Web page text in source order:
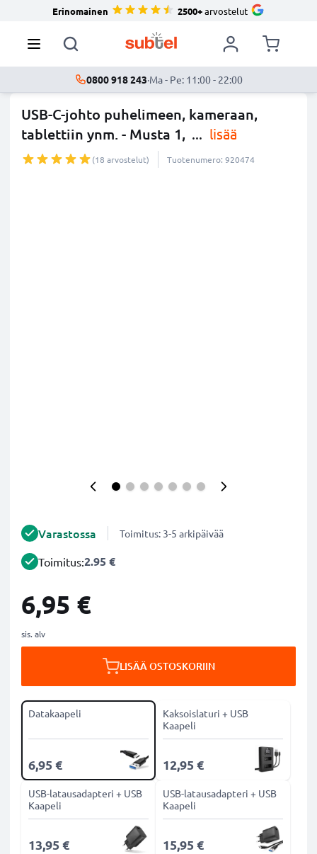
Erinomainen 2500+arvostelut
0800 918 243·Ma - Pe: 11:00 - 22:00
USB-C-johto puhelimeen, kameraan,
tablettiin ynm. - Musta 1, ... lisää
(18 arvostelut) Tuotenumero: 920474
Varastossa Toimitus: 3-5 arkipäivää
Toimitus:2.95 €
6,95 €
sis. alv
LISÄÄ OSTOSKORIIN
Datakaapeli
6,95 €
Kaksoislaturi + USB
Kaapeli
12,95 €
USB-latausadapteri + USB
Kaapeli
13,95 €
USB-latausadapteri + USB
Kaapeli
15,95 €